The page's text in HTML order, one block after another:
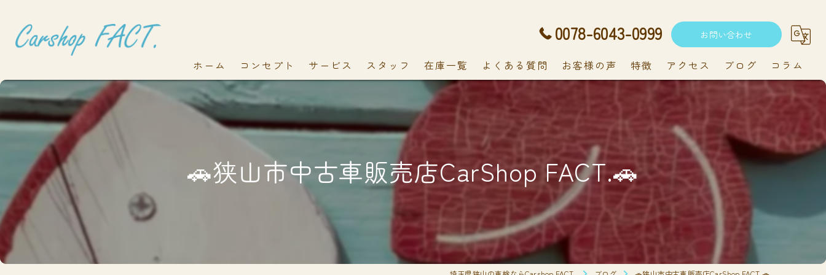
0078-6043-0999 お問い合わせ
ホーム コンセプト サービス スタッフ 在庫一覧 よくある質問 お客様の声 特徴
軽自動車
メンテナンス
アクセス ブログ コラム
🚗狭山市中古車販売店CarShop FACT.🚗